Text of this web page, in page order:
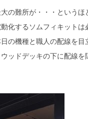
の難所が・・・という
化するソムフィキット
の機種と職人の配線を目
ッドデッキの下に配線を